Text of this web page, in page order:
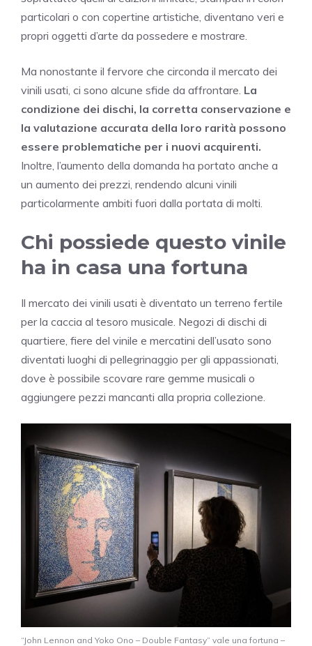
particolari o con copertine artistiche, diventano veri e
propri oggetti d’arte da possedere e mostrare.
Ma nonostante il fervore che circonda il mercato dei
vinili usati, ci sono alcune sfide da affrontare. La
condizione dei dischi, la corretta conservazione e
la valutazione accurata della loro rarità possono
essere problematiche per i nuovi acquirenti.
Inoltre, l’aumento della domanda ha portato anche a
un aumento dei prezzi, rendendo alcuni vinili
particolarmente ambiti fuori dalla portata di molti.
Chi possiede questo vinile
ha in casa una fortuna
Il mercato dei vinili usati è diventato un terreno fertile
per la caccia al tesoro musicale. Negozi di dischi di
quartiere, fiere del vinile e mercatini dell’usato sono
diventati luoghi di pellegrinaggio per gli appassionati,
dove è possibile scovare rare gemme musicali o
aggiungere pezzi mancanti alla propria collezione.
“John Lennon and Yoko Ono – Double Fantasy” vale una fortuna –